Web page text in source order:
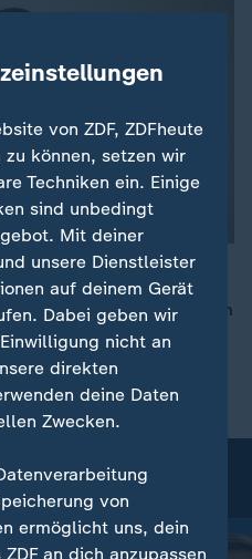
Sitz im UN-
Sascha Hach vom
und Konfliktforschung
ZDFheute live.
von ZDF, ZDFheute
können, setzen wir
Techniken ein. Einige
sind unbedingt
Mit deiner
unsere Dienstleister
auf deinem Gerät
Dabei geben wir
nicht an
direkten
deine Daten
Zwecken.
von
ermöglicht uns, dein
an dich anzupassen